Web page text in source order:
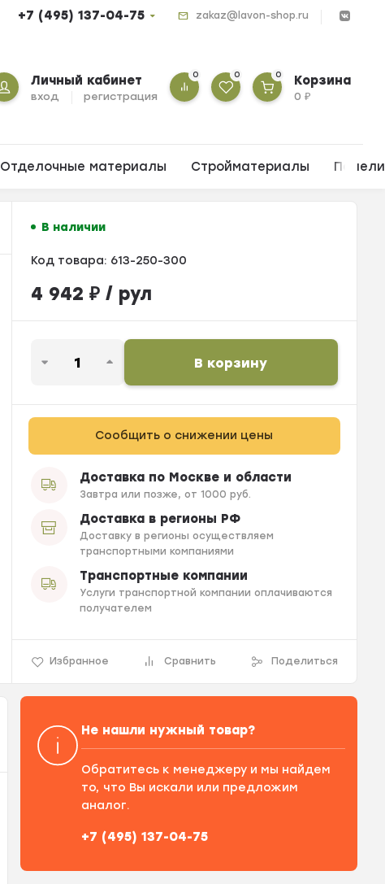
+7 (495) 137-04-75 zakaz@lavon-shop.ru
Личный кабинет
вход регистрация
0 0 0 Корзина
0₽
Отделочные материалы Стройматериалы
В наличии
Код товара: 613-250-300
4 942 ₽/ рул
В корзину
Сообщить о снижении цены
Доставка по Москве и области
Завтра или позже, от 1000 руб.
Доставка в регионы РФ
Доставку в регионы осуществляем
транспортными компаниями
Транспортные компании
Услуги транспортной компании оплачиваются
получателем
Избранное Сравнить Поделиться
Не нашли нужный товар?
Обратитесь к менеджеру и мы найдем
то, что Вы искали или предложим
аналог.
+7 (495) 137-04-75